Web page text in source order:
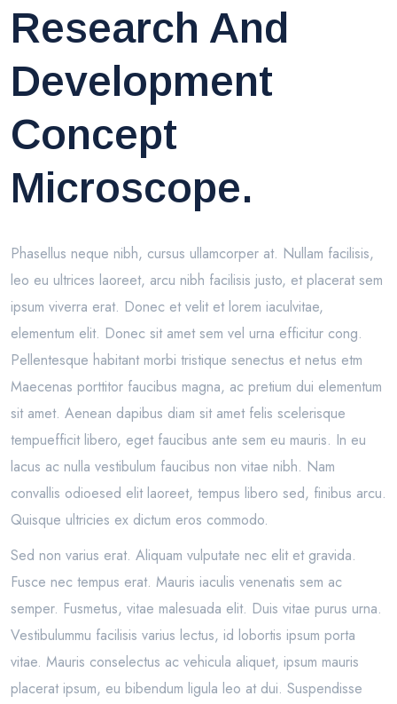
Research And
Development
Concept
Microscope.
Phasellus neque nibh, cursus ullamcorper at. Nullam facilisis,
leo eu ultrices laoreet, arcu nibh facilisis justo, et placerat sem
ipsum viverra erat. Donec et velit et lorem iaculvitae,
elementum elit. Donec sit amet sem vel urna efficitur cong.
Pellentesque habitant morbi tristique senectus et netus etm
Maecenas porttitor faucibus magna, ac pretium dui elementum
sit amet. Aenean dapibus diam sit amet felis scelerisque
tempuefficit libero, eget faucibus ante sem eu mauris. In eu
lacus ac nulla vestibulum faucibus non vitae nibh. Nam
convallis odioesed elit laoreet, tempus libero sed, finibus arcu.
Quisque ultricies ex dictum eros commodo.
Sed non varius erat. Aliquam vulputate nec elit et gravida.
Fusce nec tempus erat. Mauris iaculis venenatis sem ac
semper. Fusmetus, vitae malesuada elit. Duis vitae purus urna.
Vestibulummu facilisis varius lectus, id lobortis ipsum porta
vitae. Mauris conselectus ac vehicula aliquet, ipsum mauris
placerat ipsum, eu bibendum ligula leo at dui. Suspendisse